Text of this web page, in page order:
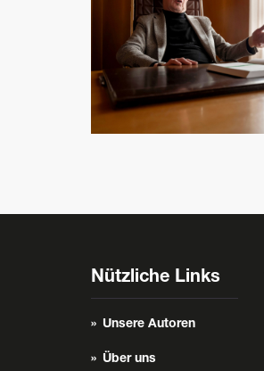
Nützliche Links
Unsere Autoren
Über uns